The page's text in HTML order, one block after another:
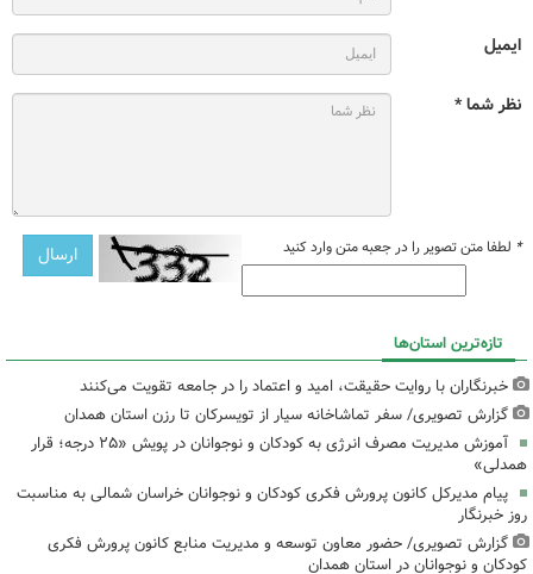
ایمیل
نظر شما *
* لطفا متن تصویر را در جعبه متن وارد کنید
تازه‌ترین استان‌ها
خبرنگاران با روایت حقیقت، امید و اعتماد را در جامعه تقویت می‌کنند
گزارش تصویری/ سفر تماشاخانه سیار از تویسرکان تا رزن استان همدان
آموزش مدیریت مصرف انرژی به کودکان و نوجوانان در پویش «۲۵ درجه؛ قرار
همدلی»
پیام مدیرکل کانون پرورش فکری کودکان و نوجوانان خراسان شمالی به مناسبت
روز خبرنگار
گزارش تصویری/ حضور معاون توسعه و مدیریت منابع کانون پرورش فکری
کودکان و نوجوانان در استان همدان